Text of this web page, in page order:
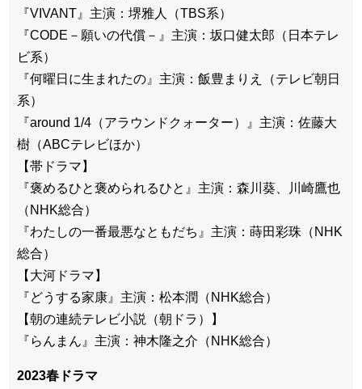
『VIVANT』主演：堺雅人（TBS系）
『CODE－願いの代償－』主演：坂口健太郎（日本テレ
ビ系）
『何曜日に生まれたの』主演：飯豊まりえ（テレビ朝日
系）
『around 1/4（アラウンドクォーター）』主演：佐藤大
樹（ABCテレビほか）
【帯ドラマ】
『褒めるひと褒められるひと』主演：森川葵、川崎鷹也
（NHK総合）
『わたしの一番最悪なともだち』主演：蒔田彩珠（NHK
総合）
【大河ドラマ】
『どうする家康』主演：松本潤（NHK総合）
【朝の連続テレビ小説（朝ドラ）】
『らんまん』主演：神木隆之介（NHK総合）
2023春ドラマ